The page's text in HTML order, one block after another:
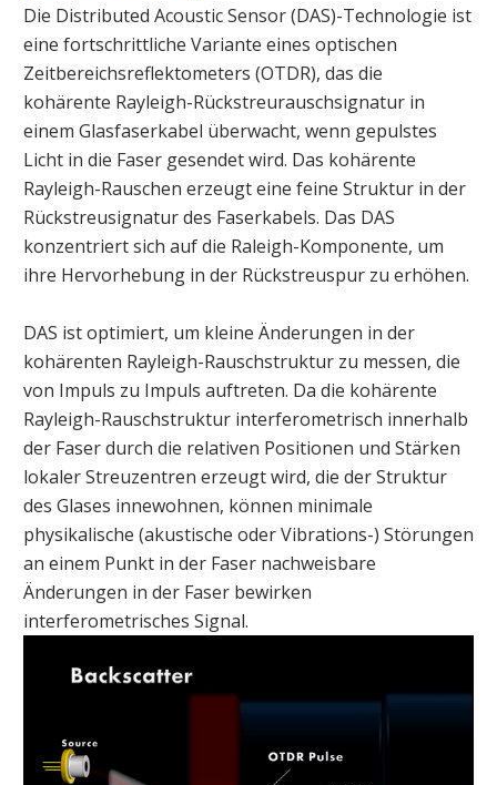
Die Distributed Acoustic Sensor (DAS)-Technologie ist
eine fortschrittliche Variante eines optischen
Zeitbereichsreflektometers (OTDR), das die
kohärente Rayleigh-Rückstreurauschsignatur in
einem Glasfaserkabel überwacht, wenn gepulstes
Licht in die Faser gesendet wird. Das kohärente
Rayleigh-Rauschen erzeugt eine feine Struktur in der
Rückstreusignatur des Faserkabels. Das DAS
konzentriert sich auf die Raleigh-Komponente, um
ihre Hervorhebung in der Rückstreuspur zu erhöhen.
DAS ist optimiert, um kleine Änderungen in der
kohärenten Rayleigh-Rauschstruktur zu messen, die
von Impuls zu Impuls auftreten. Da die kohärente
Rayleigh-Rauschstruktur interferometrisch innerhalb
der Faser durch die relativen Positionen und Stärken
lokaler Streuzentren erzeugt wird, die der Struktur
des Glases innewohnen, können minimale
physikalische (akustische oder Vibrations-) Störungen
an einem Punkt in der Faser nachweisbare
Änderungen in der Faser bewirken
interferometrisches Signal.